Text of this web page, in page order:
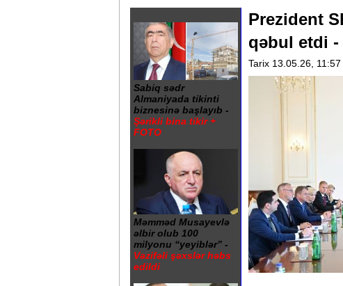
Sabiq sədr
Almaniyada tikinti
biznesinə başlayıb -
Şərikli bina tikir +
FOTO
Məmməd Musayevlə
əlbir olub 100
milyonu “yeyiblər” -
Vəzifəli şəxslər həbs
edildi
Prezident
qəbul etdi -
Tarix 13.05.26, 11:57